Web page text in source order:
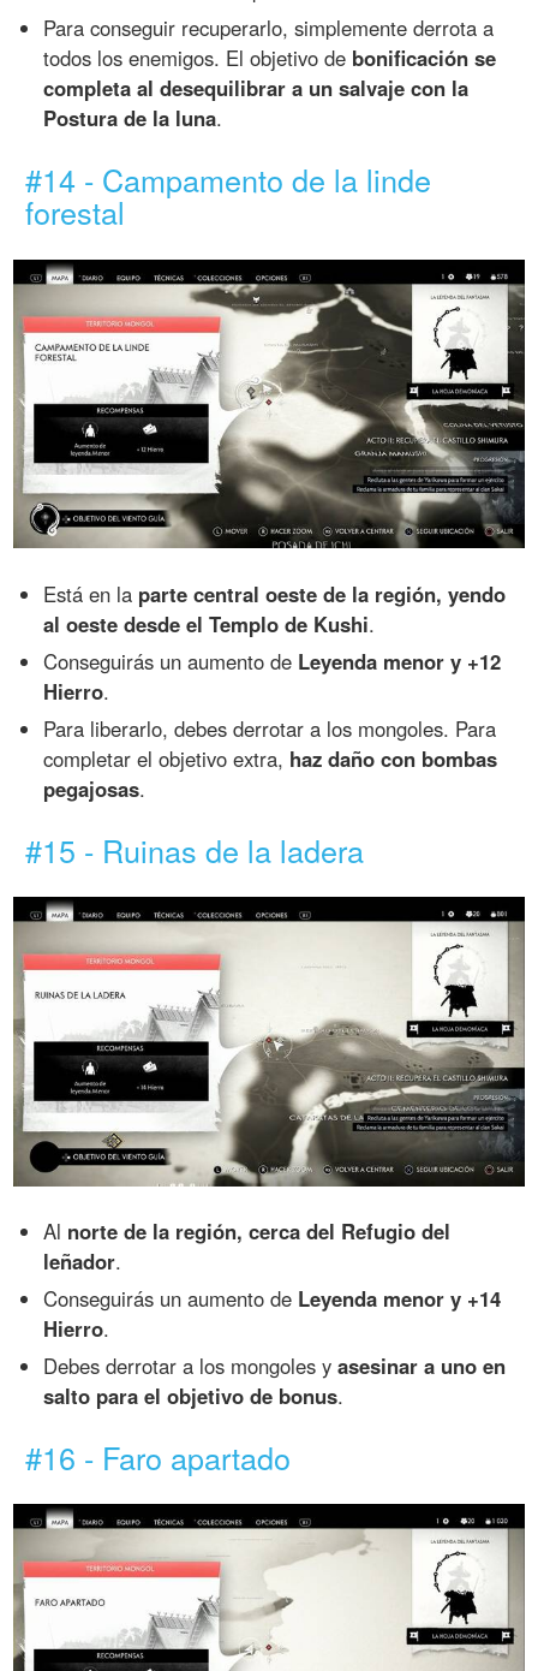
Para conseguir recuperarlo, simplemente derrota a
todos los enemigos. El objetivo de bonificación se
completa al desequilibrar a un salvaje con la
Postura de la luna.
#14 - Campamento de la linde
forestal
Está en la parte central oeste de la región, yendo
al oeste desde el Templo de Kushi.
Conseguirás un aumento de Leyenda menor y +12
Hierro.
Para liberarlo, debes derrotar a los mongoles. Para
completar el objetivo extra, haz daño con bombas
pegajosas.
#15 - Ruinas de la ladera
Al norte de la región, cerca del Refugio del
leñador.
Conseguirás un aumento de Leyenda menor y +14
Hierro.
Debes derrotar a los mongoles yasesinar a uno en
salto para el objetivo de bonus.
#16 - Faro apartado